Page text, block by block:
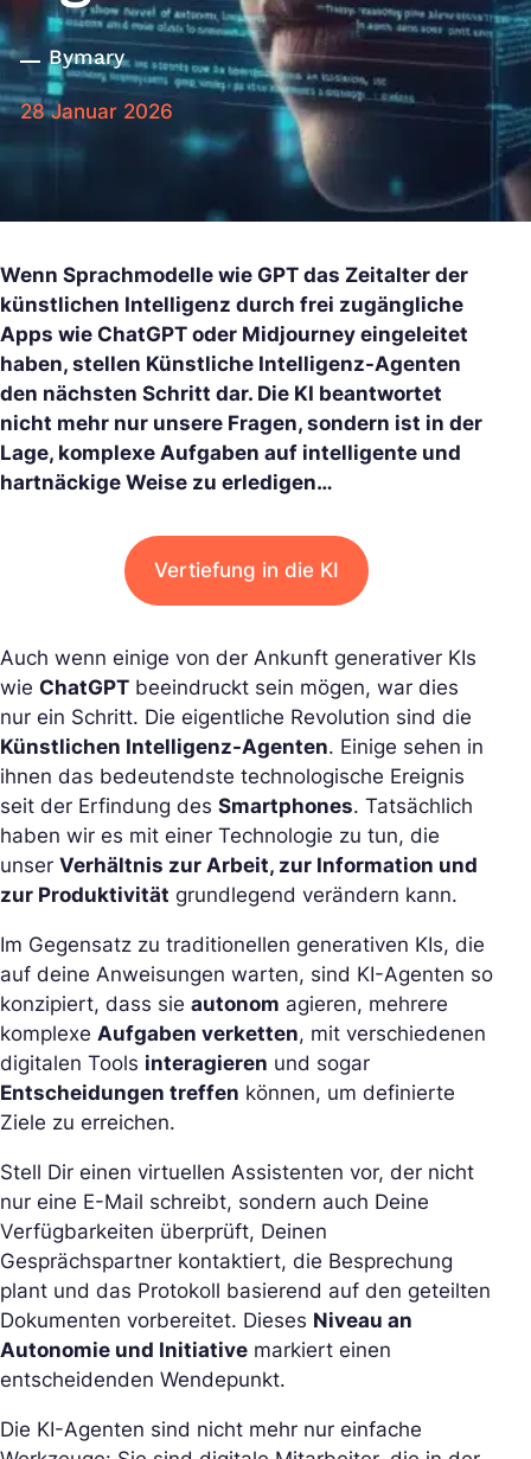
Bymary
28 Januar 2026
Wenn Sprachmodelle wie GPT das Zeitalter der
künstlichen Intelligenz durch frei zugängliche
Apps wie ChatGPT oder Midjourney eingeleitet
haben, stellen Künstliche Intelligenz-Agenten
den nächsten Schritt dar. Die KI beantwortet
nicht mehr nur unsere Fragen, sondern ist in der
Lage, komplexe Aufgaben auf intelligente und
hartnäckige Weise zu erledigen…
Vertiefung in die KI
Auch wenn einige von der Ankunft generativer KIs
wie ChatGPT beeindruckt sein mögen, war dies
nur ein Schritt. Die eigentliche Revolution sind die
Künstlichen Intelligenz-Agenten. Einige sehen in
ihnen das bedeutendste technologische Ereignis
seit der Erfindung des Smartphones. Tatsächlich
haben wir es mit einer Technologie zu tun, die
unser Verhältnis zur Arbeit, zur Information und
zur Produktivität grundlegend verändern kann.
Im Gegensatz zu traditionellen generativen KIs, die
auf deine Anweisungen warten, sind KI-Agenten so
konzipiert, dass sie autonom agieren, mehrere
komplexe Aufgaben verketten, mit verschiedenen
digitalen Tools interagieren und sogar
Entscheidungen treffen können, um definierte
Ziele zu erreichen.
Stell Dir einen virtuellen Assistenten vor, der nicht
nur eine E-Mail schreibt, sondern auch Deine
Verfügbarkeiten überprüft, Deinen
Gesprächspartner kontaktiert, die Besprechung
plant und das Protokoll basierend auf den geteilten
Dokumenten vorbereitet. Dieses Niveau an
Autonomie und Initiative markiert einen
entscheidenden Wendepunkt.
Die KI-Agenten sind nicht mehr nur einfache